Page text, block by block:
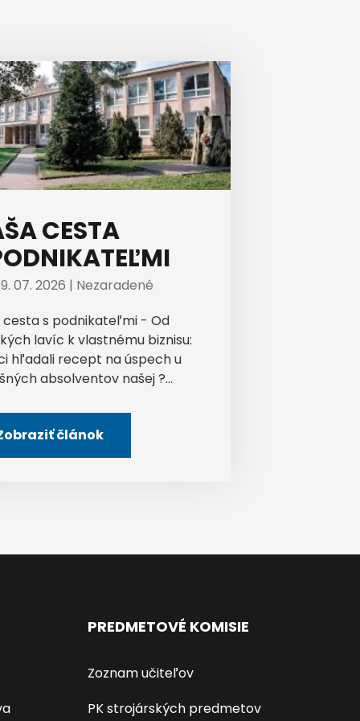
CESTA
07. 2026 | Nezaradené
cesta s podnikateľmi - Od
lavíc k vlastnému biznisu:
hľadali recept na úspech u
absolventov našej ?...
článok
PREDMETOVÉ KOMISIE
Zoznam učiteľov
PK strojárských predmetov